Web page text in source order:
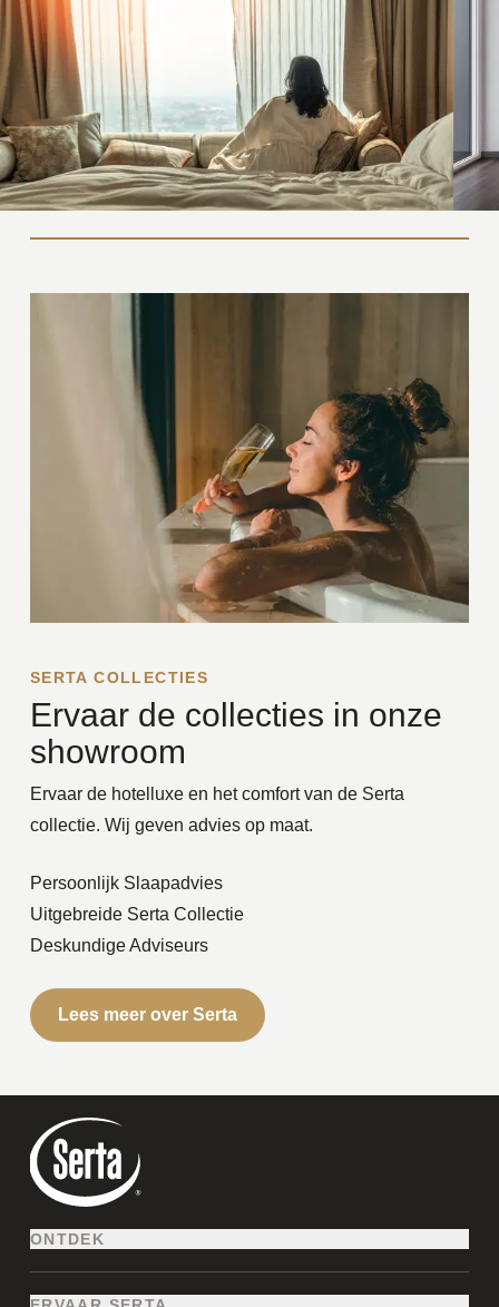
Ervaar de collecties in onze
showroom
SERTA COLLECTIES
Ervaar de hotelluxe en het comfort van de Serta
collectie. Wij geven advies op maat.
Persoonlijk Slaapadvies
Uitgebreide Serta Collectie
Deskundige Adviseurs
Lees meer over Serta
ONTDEK
MATRASSEN